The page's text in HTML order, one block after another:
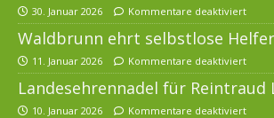
30. Januar 2026 Kommentare deaktiviert
Waldbrunn ehrt selbstlose Helfer
11. Januar 2026 Kommentare deaktiviert
Landesehrennadel für Reintraud
10. Januar 2026 Kommentare deaktiviert